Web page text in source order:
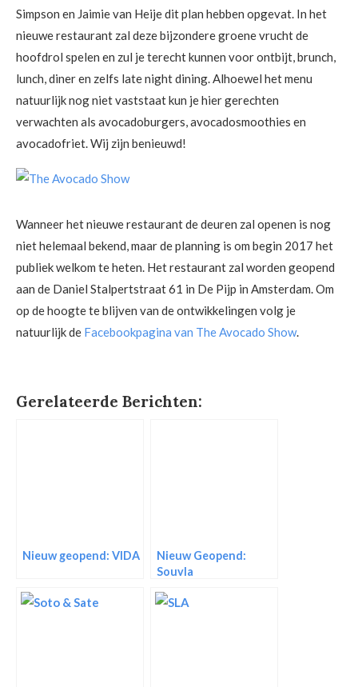
Simpson en Jaimie van Heije dit plan hebben opgevat. In het
nieuwe restaurant zal deze bijzondere groene vrucht de
hoofdrol spelen en zul je terecht kunnen voor ontbijt, brunch,
lunch, diner en zelfs late night dining. Alhoewel het menu
natuurlijk nog niet vaststaat kun je hier gerechten
verwachten als avocadoburgers, avocadosmoothies en
avocadofriet. Wij zijn benieuwd!
Wanneer het nieuwe restaurant de deuren zal openen is nog
niet helemaal bekend, maar de planning is om begin 2017 het
publiek welkom te heten. Het restaurant zal worden geopend
aan de Daniel Stalpertstraat 61 in De Pijp in Amsterdam. Om
op de hoogte te blijven van de ontwikkelingen volg je
natuurlijk de Facebookpagina van The Avocado Show.
Gerelateerde Berichten:
Nieuw geopend: VIDA
Nieuw Geopend:
Souvla